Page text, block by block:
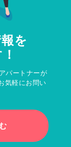
を
パートナーが
気軽にお問い